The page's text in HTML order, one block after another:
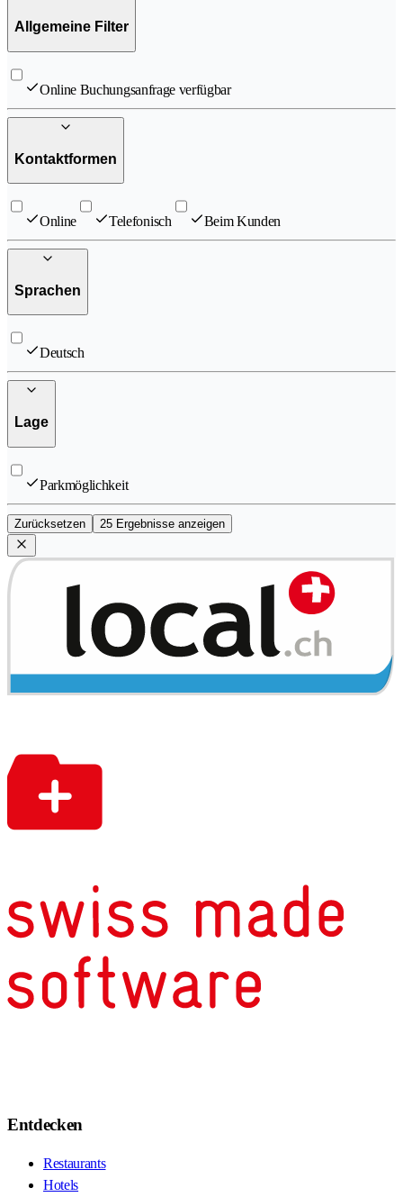
Allgemeine Filter
Online Buchungsanfrage verfügbar
Kontaktformen
Online Telefonisch Beim Kunden
Sprachen
Deutsch
Lage
Parkmöglichkeit
Zurücksetzen 25 Ergebnisse anzeigen
Entdecken
Restaurants
Hotels